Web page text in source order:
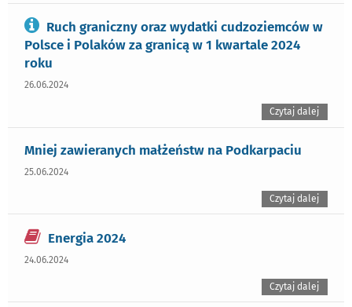
Ruch graniczny oraz wydatki cudzoziemców w
Polsce i Polaków za granicą w 1 kwartale 2024
roku
26.06.2024
Czytaj dalej
Mniej zawieranych małżeństw na Podkarpaciu
25.06.2024
Czytaj dalej
Energia 2024
24.06.2024
Czytaj dalej